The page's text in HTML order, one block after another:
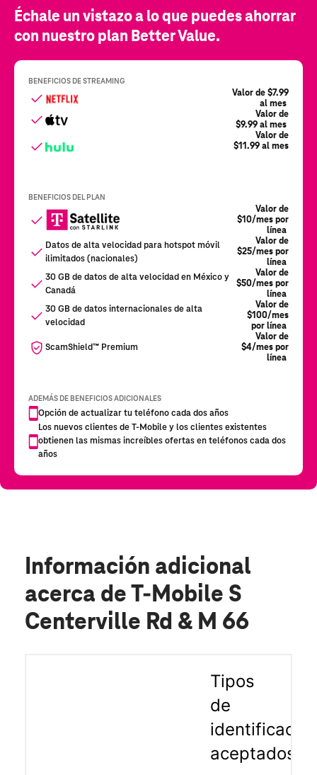
Información adicional
acerca de T-Mobile S
Centerville Rd & M 66
Tipos
de
aceptados